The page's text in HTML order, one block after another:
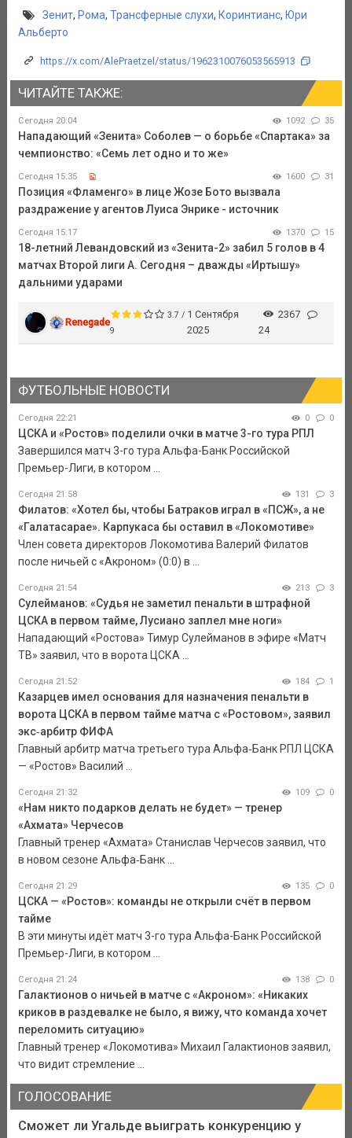
Зенит, Рома, Трансферные слухи, Коринтианс, Юри
Альберто
https://x.com/AlePraetzel/status/1962310076053565913
ЧИТАЙТЕ ТАКЖЕ:
Сегодня 20:04 1092 35
Нападающий «Зенита» Соболев — о борьбе «Спартака» за
чемпионство: «Семь лет одно и то же»
Сегодня 15:35 1600 31
Позиция «Фламенго» в лице Жозе Бото вызвала
раздражение у агентов Луиса Энрике - источник
Сегодня 15:17 1370 15
18-летний Левандовский из «Зенита-2» забил 5 голов в 4
матчах Второй лиги А. Сегодня – дважды «Иртышу»
дальними ударами
Renegade
3.7 /
9
1 Сентября
2025
2367
24
ФУТБОЛЬНЫЕ НОВОСТИ
Сегодня 22:21 0 0
ЦСКА и «Ростов» поделили очки в матче 3-го тура РПЛ
Завершился матч 3-го тура Альфа-Банк Российской
Премьер-Лиги, в котором ...
Сегодня 21:58 131 3
Филатов: «Хотел бы, чтобы Батраков играл в «ПСЖ», а не
«Галатасарае». Карпукаса бы оставил в «Локомотиве»
Член совета директоров Локомотива Валерий Филатов
после ничьей с «Акроном» (0:0) в ...
Сегодня 21:54 213 3
Сулейманов: «Судья не заметил пенальти в штрафной
ЦСКА в первом тайме, Лусиано заплел мне ноги»
Нападающий «Ростова» Тимур Сулейманов в эфире «Матч
ТВ» заявил, что в ворота ЦСКА ...
Сегодня 21:52 184 1
Казарцев имел основания для назначения пенальти в
ворота ЦСКА в первом тайме матча с «Ростовом», заявил
экс‑арбитр ФИФА
Главный арбитр матча третьего тура Альфа‑Банк РПЛ ЦСКА
— «Ростов» Василий ...
Сегодня 21:32 109 0
«Нам никто подарков делать не будет» — тренер
«Ахмата» Черчесов
Главный тренер «Ахмата» Станислав Черчесов заявил, что
в новом сезоне Альфа‑Банк ...
Сегодня 21:29 135 0
ЦСКА — «Ростов»: команды не открыли счёт в первом
тайме
В эти минуты идёт матч 3-го тура Альфа-Банк Российской
Премьер-Лиги, в котором ...
Сегодня 21:24 138 0
Галактионов о ничьей в матче с «Акроном»: «Никаких
криков в раздевалке не было, я вижу, что команда хочет
переломить ситуацию»
Главный тренер «Локомотива» Михаил Галактионов заявил,
что видит стремление ...
ГОЛОСОВАНИЕ
Сможет ли Угальде выиграть конкуренцию у